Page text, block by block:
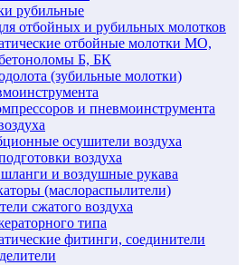
рубильные
отбойных и рубильных молотков
отбойные молотки МО,
Б, БК
(зубильные молотки)
и пневмоинструмента
осушители воздуха
воздуха
и воздушные рукава
(маслораспылители)
сжатого воздуха
типа
фитинги, соединители